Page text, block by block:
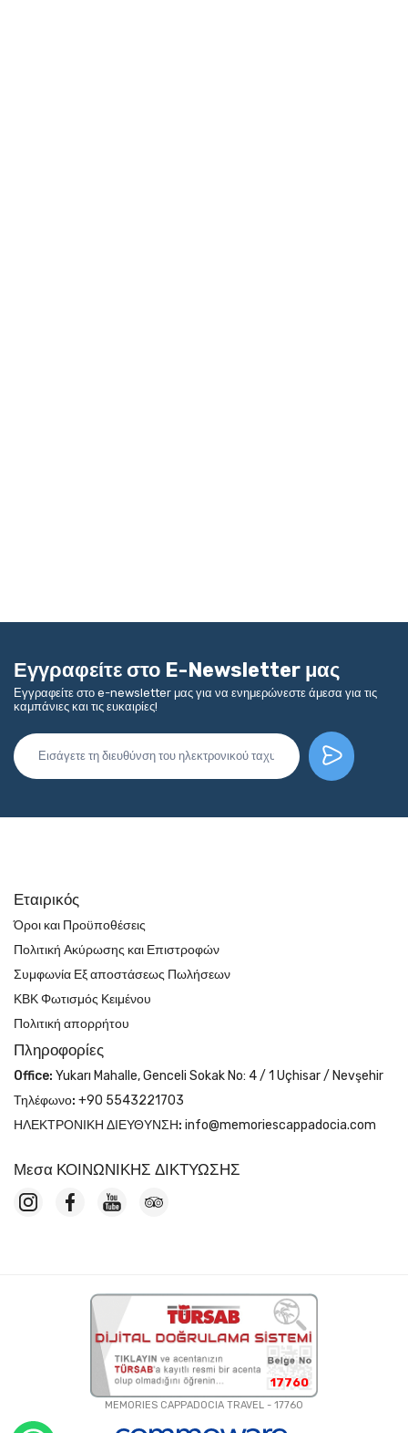
Εγγραφείτε στο E-Newsletter μας
Εγγραφείτε στο e-newsletter μας για να ενημερώνεστε άμεσα για τις
καμπάνιες και τις ευκαιρίες!
Εταιρικός
Όροι και Προϋποθέσεις
Πολιτική Ακύρωσης και Επιστροφών
Συμφωνία Εξ αποστάσεως Πωλήσεων
ΚΒΚ Φωτισμός Κειμένου
Πολιτική απορρήτου
Πληροφορίες
Office: Yukarı Mahalle, Genceli Sokak No: 4 / 1 Uçhisar / Nevşehir
Τηλέφωνο: +90 5543221703
ΗΛΕΚΤΡΟΝΙΚΗ ΔΙΕΥΘΥΝΣΗ: info@memoriescappadocia.com
Μεσα ΚΟΙΝΩΝΙΚΗΣ ΔΙΚΤΥΩΣΗΣ
17760
MEMORIES CAPPADOCIA TRAVEL - 17760